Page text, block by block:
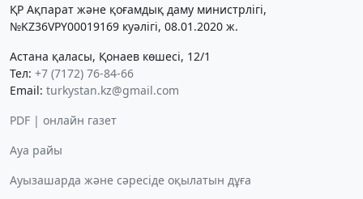
ҚР Ақпарат және қоғамдық даму министрлігі,
№KZ36VPY00019169 куәлігі, 08.01.2020 ж.
Астана қаласы, Қонаев көшесі, 12/1
Тел: +7 (7172) 76-84-66
Email: turkystan.kz@gmail.com
PDF | онлайн газет
Ауа райы
Ауызашарда және сәресіде оқылатын дұға